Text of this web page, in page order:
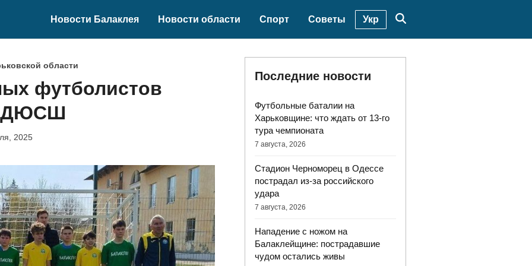
Новости Балаклея Новости области Спорт Советы Укр
области
футболистов
ДЮСШ
2025
Последние новости
Футбольные баталии на
Харьковщине: что ждать от 13-го
тура чемпионата
7 августа, 2026
Стадион Черноморец в Одессе
пострадал из-за российского
удара
7 августа, 2026
Нападение с ножом на
Балаклейщине: пострадавшие
чудом остались живы